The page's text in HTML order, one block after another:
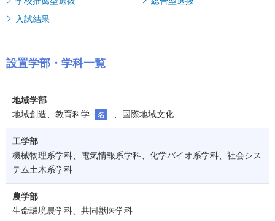
入試結果
設置学部・学科一覧
地域学部
地域創造、教育科学
名 、国際地域文化
工学部
機械物理系学科、電気情報系学科、化学バイオ系学科、社会シス
テム土木系学科
農学部
生命環境農学科、共同獣医学科